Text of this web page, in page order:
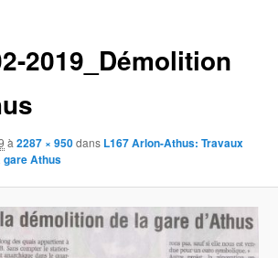
2019_Démolition
à2287 × 950dans L167 Arlon-Athus: Travaux
gare Athus